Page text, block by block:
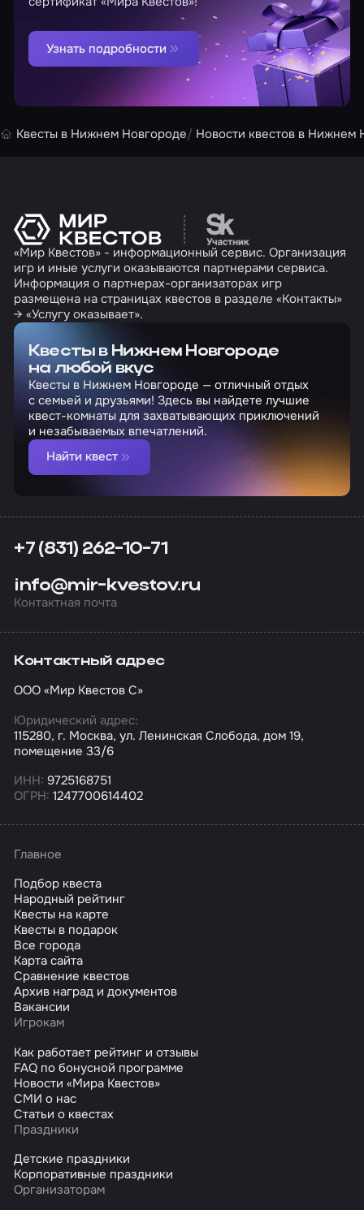
Узнать подробности
Квесты в Нижнем Новгороде Новости квестов в Нижнем
Перейти на сайт
«Мир Квестов» - информационный сервис. Организация
игр и иные услуги оказываются партнерами сервиса.
Информация о партнерах-организаторах игр
размещена на страницах квестов в разделе «Контакты»
→ «Услугу оказывает».
Квесты в Нижнем Новгороде
на любой вкус
Квесты в Нижнем Новгороде — отличный отдых
с семьей и друзьями! Здесь вы найдете лучшие
квест-комнаты для захватывающих приключений
и незабываемых впечатлений.
Найти квест
+7 (831) 262-10-71
info@mir-kvestov.ru
Контактная почта
Контактный адрес
ООО «Мир Квестов С»
Юридический адрес:
115280, г. Москва, ул. Ленинская Слобода, дом 19,
помещение 33/6
ИНН: 9725168751
ОГРН: 1247700614402
Главное
Подбор квеста
Народный рейтинг
Квесты на карте
Квесты в подарок
Все города
Карта сайта
Сравнение квестов
Архив наград и документов
Вакансии
Игрокам
Как работает рейтинг и отзывы
FAQ по бонусной программе
Новости «Мира Квестов»
СМИ о нас
Статьи о квестах
Праздники
Детские праздники
Корпоративные праздники
Организаторам